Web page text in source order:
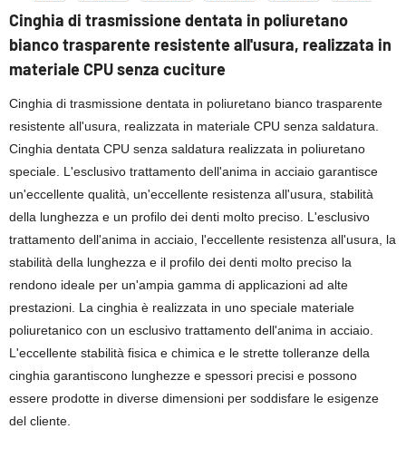
Cinghia di trasmissione dentata in poliuretano
bianco trasparente resistente all'usura, realizzata in
materiale CPU senza cuciture
Cinghia di trasmissione dentata in poliuretano bianco trasparente
resistente all'usura, realizzata in materiale CPU senza saldatura.
Cinghia dentata CPU senza saldatura realizzata in poliuretano
speciale. L'esclusivo trattamento dell'anima in acciaio garantisce
un'eccellente qualità, un'eccellente resistenza all'usura, stabilità
della lunghezza e un profilo dei denti molto preciso. L'esclusivo
trattamento dell'anima in acciaio, l'eccellente resistenza all'usura, la
stabilità della lunghezza e il profilo dei denti molto preciso la
rendono ideale per un'ampia gamma di applicazioni ad alte
prestazioni. La cinghia è realizzata in uno speciale materiale
poliuretanico con un esclusivo trattamento dell'anima in acciaio.
L'eccellente stabilità fisica e chimica e le strette tolleranze della
cinghia garantiscono lunghezze e spessori precisi e possono
essere prodotte in diverse dimensioni per soddisfare le esigenze
del cliente.